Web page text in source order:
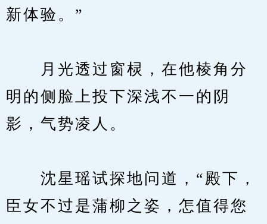
新体验。”
月光透过窗棂，在他棱角分
明的侧脸上投下深浅不一的阴
影，气势凌人。
沈星瑶试探地问道，“殿下，
臣女不过是蒲柳之姿，怎值得您